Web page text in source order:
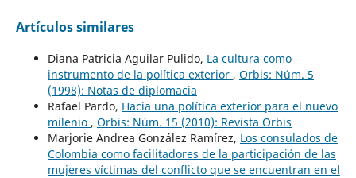
Artículos similares
Diana Patricia Aguilar Pulido, La cultura como
instrumento de la política exterior , Orbis: Núm. 5
(1998): Notas de diplomacia
Rafael Pardo, Hacia una política exterior para el nuevo
milenio , Orbis: Núm. 15 (2010): Revista Orbis
Marjorie Andrea González Ramírez, Los consulados de
Colombia como facilitadores de la participación de las
mujeres víctimas del conflicto que se encuentran en el